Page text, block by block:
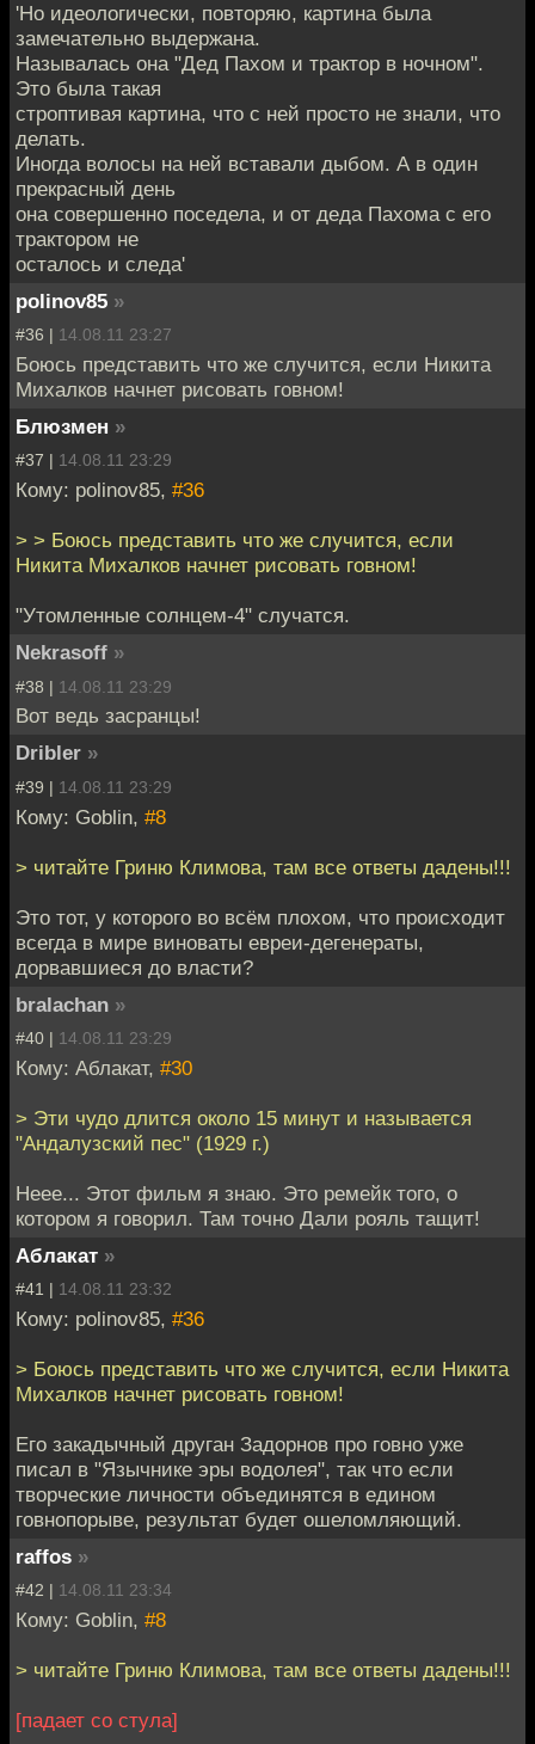
'Но идеологически, повторяю, картина была
замечательно выдержана.
Называлась она "Дед Пахом и трактор в ночном".
Это была такая
строптивая картина, что с ней просто не знали, что
делать.
Иногда волосы на ней вставали дыбом. А в один
прекрасный день
она совершенно поседела, и от деда Пахома с его
трактором не
осталось и следа'
polinov85 »
#36 | 14.08.11 23:27
Боюсь представить что же случится, если Никита
Михалков начнет рисовать говном!
Блюзмен »
#37 | 14.08.11 23:29
Кому: polinov85, #36
> > Боюсь представить что же случится, если
Никита Михалков начнет рисовать говном!
"Утомленные солнцем-4" случатся.
Nekrasoff »
#38 | 14.08.11 23:29
Вот ведь засранцы!
Dribler »
#39 | 14.08.11 23:29
Кому: Goblin, #8
> читайте Гриню Климова, там все ответы дадены!!!
Это тот, у которого во всём плохом, что происходит
всегда в мире виноваты евреи-дегенераты,
дорвавшиеся до власти?
bralachan »
#40 | 14.08.11 23:29
Кому: Аблакат, #30
> Эти чудо длится около 15 минут и называется
"Андалузский пес" (1929 г.)
Неее... Этот фильм я знаю. Это ремейк того, о
котором я говорил. Там точно Дали рояль тащит!
Аблакат »
#41 | 14.08.11 23:32
Кому: polinov85, #36
> Боюсь представить что же случится, если Никита
Михалков начнет рисовать говном!
Его закадычный друган Задорнов про говно уже
писал в "Язычнике эры водолея", так что если
творческие личности объединятся в едином
говнопорыве, результат будет ошеломляющий.
raffos »
#42 | 14.08.11 23:34
Кому: Goblin, #8
> читайте Гриню Климова, там все ответы дадены!!!
[падает со стула]